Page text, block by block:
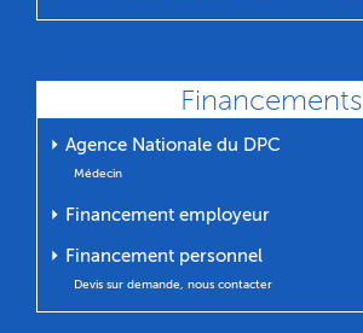
Financements
⏵ Agence Nationale du DPC
Médecin
⏵ Financement employeur
⏵ Financement personnel
Devis sur demande, nous contacter